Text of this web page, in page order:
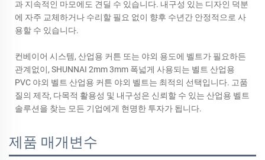
과 지속적인 마모에도 견딜 수 있습니다. 내구성 있는 디자인 덕분
에 자주 교체하거나 수리할 필요 없이 향후 수년간 안정적으로 사
용할 수 있습니다.
컨베이어 시스템, 산업용 커튼 또는 야외 용도에 벨트가 필요하든
관계없이, SHUNNAI 2mm 3mm 폭넓게 사용되는 벨트 산업용
PVC 야외 벨트 산업용 커튼 야외 벨트는 최적의 선택입니다. 고품
질의 제작, 다목적 활용성 및 내구성은 신뢰할 수 있는 산업용 벨트
솔루션을 찾는 모든 기업에게 현명한 투자가 됩니다.
제품 매개변수